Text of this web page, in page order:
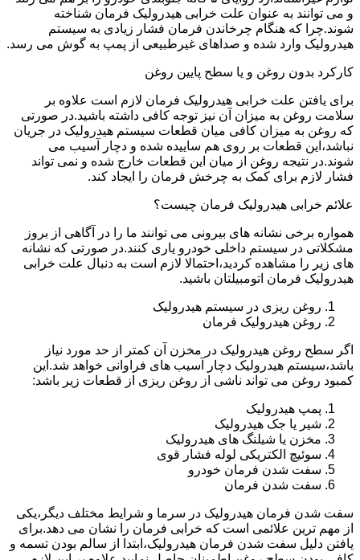
و می توانند به عنوان علت خرابی هیدرولیک فرمان شناخته
شوند.چرا که هنگام چرخاندن فرمان فشار زیادی به سیستم
هیدرولیک وارد شده و صداهای غیرطبیعی از پمپ به گوش می رسد.
کارکرد بدون روغن و یا سطح پایین روغن
برای یافتن علت خرابی هیدرولیک فرمان لازم است علاوه بر
سلامت روغن به میزان آن نیز توجه کافی داشته باشید.در صورتی
که روغن به میزان کافی میان قطعات سیستم هیدرولیک در جریان
نباشد،این قطعات بر روی هم ساییده شده و دچار آسیب می
شوند.در نتیجه روغن از میان این قطعات خارج شده و نمی تواند
فشار لازم برای کمک به چرخش فرمان را ایجاد کند.
علائم خرابی هیدرولیک فرمان چیست؟
همواره برخی نشانه های بیرونی می توانند ما را در آگاهی از بروز
مشکلاتی در سیستم داخلی خودرو یاری کنند.در صورتی که نشانه
های زیر را مشاهده کردید،احتمالا لازم است به دنبال علت خرابی
هیدرولیک فرمان اتومبیلتان باشید.
روغن ریزی در سیستم هیدرولیک
روغن هیدرولیک فرمان
اگر سطح روغن هیدرولیک در مخزن آن کمتر از حد مورد نیاز
باشد،سیستم هیدرولیک دچار آسیب های فراوانی خواهد شد.این
کمبود روغن می تواند ناشی از روغن ریزی از قطعات زیر باشد:
پمپ هیدرولیک
شیر یا جک هیدرولیک
مخزن یا شیلنگ های هیدرولیک
سوئیچ الکتریکی لوله فشار قوی
سفت شدن فرمان خودرو
سفت شدن فرمان
سفت شدن فرمان هیدرولیک در سرما و شرایط مختلف دیگر،یکی
از مهم ترین علائمی است که خرابی فرمان را نشان می دهد.برای
یافتن دلیل سفت شدن فرمان هیدرولیک،ابتدا از سالم بودن تسمه و